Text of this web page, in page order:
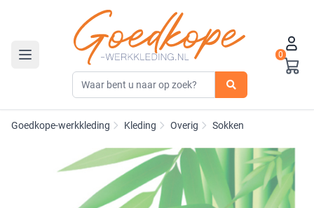
Toggle navigation
0
Goedkope-werkkleding Kleding Overig Sokken